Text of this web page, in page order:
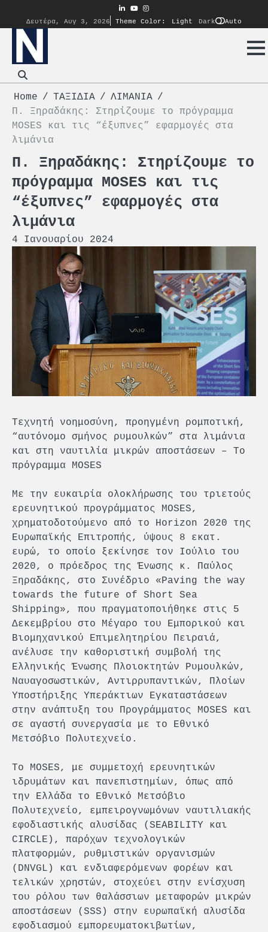
content
linkedin
youtube
instagram
Δευτέρα, Αυγ 3, 2026
Theme Color: Light Dark Auto
Home ΤΑΞΙΔΙΑ
ΛΙΜΑΝΙΑ
Π. Ξηραδάκης: Στηρίζουμε το πρόγραμμα
MOSES και τις “έξυπνες” εφαρμογές στα
λιμάνια
Π. Ξηραδάκης: Στηρίζουμε το
πρόγραμμα MOSES και τις
“έξυπνες” εφαρμογές στα
λιμάνια
4 Ιανουαρίου 2024
Τεχνητή νοημοσύνη, προηγμένη ρομποτική,
“αυτόνομο σμήνος ρυμουλκών” στα λιμάνια
και στη ναυτιλία μικρών αποστάσεων – Το
πρόγραμμα MOSES
Με την ευκαιρία ολοκλήρωσης του τριετούς
ερευνητικού προγράμματος MOSES,
χρηματοδοτούμενο από το Horizon 2020 της
Ευρωπαϊκής Επιτροπής, ύψους 8 εκατ.
ευρώ, το οποίο ξεκίνησε τον Ιούλιο του
2020, ο πρόεδρος της Ένωσης κ. Παύλος
Ξηραδάκης, στο Συνέδριο «Paving the way
towards the future of Short Sea
Shipping», που πραγματοποιήθηκε στις 5
Δεκεμβρίου στο Μέγαρο του Εμπορικού και
Βιομηχανικού Επιμελητηρίου Πειραιά,
ανέλυσε την καθοριστική συμβολή της
Ελληνικής Ένωσης Πλοιοκτητών Ρυμουλκών,
Ναυαγοσωστικών, Αντιρρυπαντικών, Πλοίων
Υποστήριξης Υπεράκτιων Εγκαταστάσεων
στην ανάπτυξη του Προγράμματος MOSES και
σε αγαστή συνεργασία με το Εθνικό
Μετσόβιο Πολυτεχνείο.
Το MOSES, με συμμετοχή ερευνητικών
ιδρυμάτων και πανεπιστημίων, όπως από
την Ελλάδα το Εθνικό Μετσόβιο
Πολυτεχνείο, εμπειρογνωμόνων ναυτιλιακής
εφοδιαστικής αλυσίδας (SEABILITY και
CIRCLE), παρόχων τεχνολογικών
πλατφορμών, ρυθμιστικών οργανισμών
(DNVGL) και ενδιαφερόμενων φορέων και
τελικών χρηστών, στοχεύει στην ενίσχυση
του ρόλου των θαλάσσιων μεταφορών μικρών
αποστάσεων (SSS) στην ευρωπαϊκή αλυσίδα
εφοδιασμού εμπορευματοκιβωτίων,